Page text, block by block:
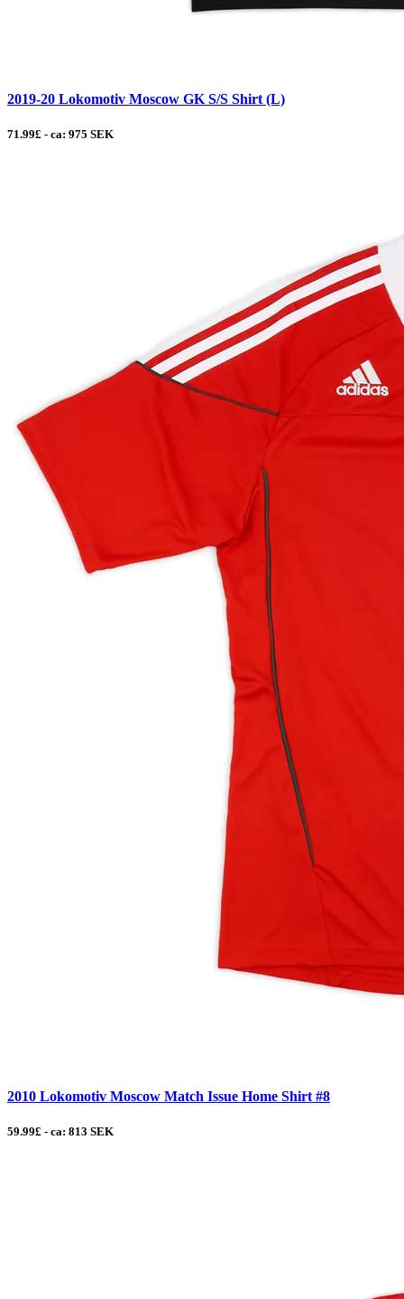
2019-20 Lokomotiv Moscow GK S/S Shirt (L)
71.99£ - ca: 975 SEK
2010 Lokomotiv Moscow Match Issue Home Shirt #8
59.99£ - ca: 813 SEK